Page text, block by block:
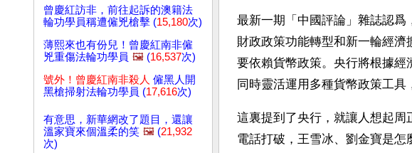
曾慶紅訪非，前往起訴的澳籍法
輪功學員稱遭僱兇槍擊 (15,180次)
薄熙來也有份兒！曾慶紅南非僱
兇重傷法輪功學員 🖼️ (16,537次)
號外！曾慶紅南非殺人 僱黑人開
黑槍掃射法輪功學員 (17,616次)
有意思，新華網改了題目，還讓
溫家寶來個溫柔的笑 🖼️ (21,932
次)
最新一期「中國評論」雜誌認
財政政策功能轉型和新一輪經
要依賴貨幣政策。央行將根據經
同時靈活運用多種貨幣政策工具
這裏提到了央行，就讓人想起
電話打破，王雪冰、劉金寶是